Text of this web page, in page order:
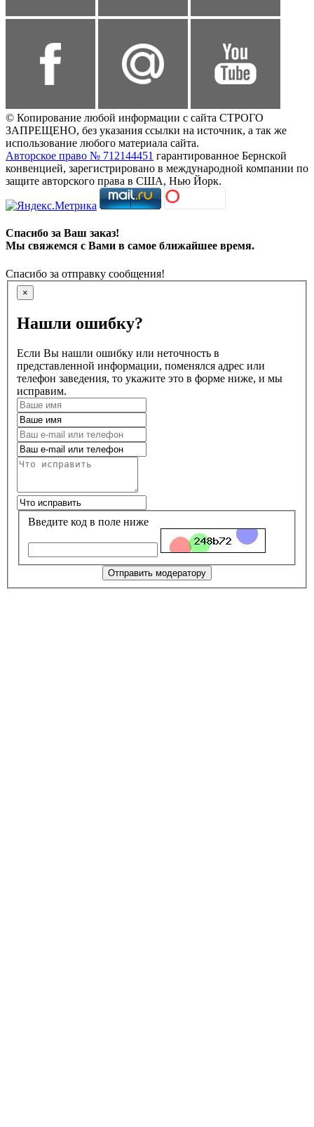
© Копирование любой информации с сайта СТРОГО
ЗАПРЕЩЕНО, без указания ссылки на источник, а так же
использование любого материала сайта.
Авторское право № 712144451 гарантированное Бернской
конвенцией, зарегистрировано в международной компании по
защите авторского права в США, Нью Йорк.
Спасибо за Ваш заказ!
Мы свяжемся с Вами в самое ближайшее время.
Спасибо за отправку сообщения!
×
Нашли ошибку?
Если Вы нашли ошибку или неточность в
представленной информации, поменялся адрес или
телефон заведения, то укажите это в форме ниже, и мы
исправим.
Введите код в поле ниже
Отправить модератору